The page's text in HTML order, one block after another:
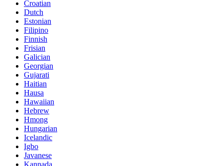
Croatian
Dutch
Estonian
Filipino
Finnish
Frisian
Galician
Georgian
Gujarati
Haitian
Hausa
Hawaiian
Hebrew
Hmong
Hungarian
Icelandic
Igbo
Javanese